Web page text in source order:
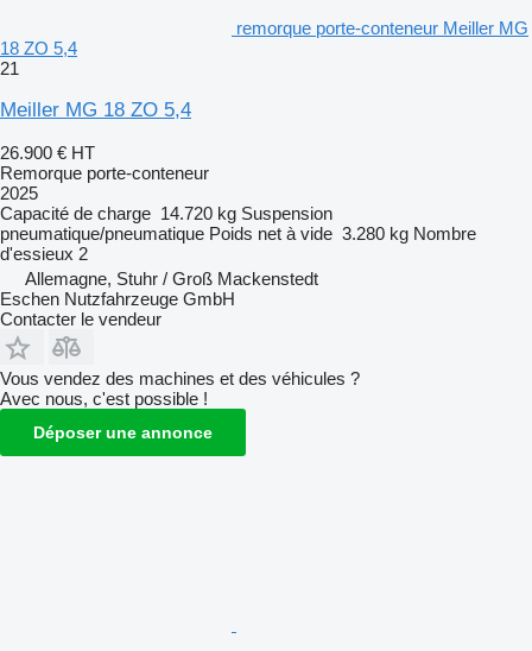
remorque porte-conteneur Meiller MG
18 ZO 5,4
21
Meiller MG 18 ZO 5,4
26.900 € HT
Remorque porte-conteneur
2025
Capacité de charge 14.720 kg Suspension
pneumatique/pneumatique Poids net à vide 3.280 kg Nombre
d'essieux 2
Allemagne, Stuhr / Groß Mackenstedt
Eschen Nutzfahrzeuge GmbH
Contacter le vendeur
Vous vendez des machines et des véhicules ?
Avec nous, c'est possible !
Déposer une annonce